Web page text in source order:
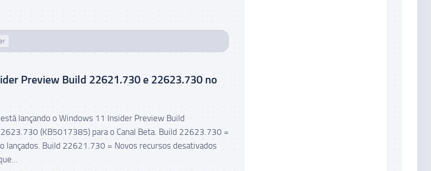
Preview Build 22621.730 e 22623.730 no
lançando o Windows 11 Insider Preview Build
(KB5017385) para o Canal Beta. Build 22623.730 =
lançados. Build 22621.730 = Novos recursos desativados